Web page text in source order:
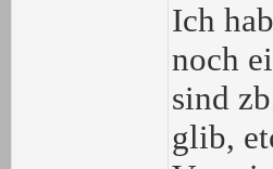
Ich
noch
sind
glib,